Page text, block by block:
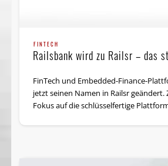
FINTECH
Railsbank wird zu Railsr – das
FinTech und Embedded-Finance-
jetzt seinen Namen in Railsr geändert.
Fokus auf die schlüsselfertige